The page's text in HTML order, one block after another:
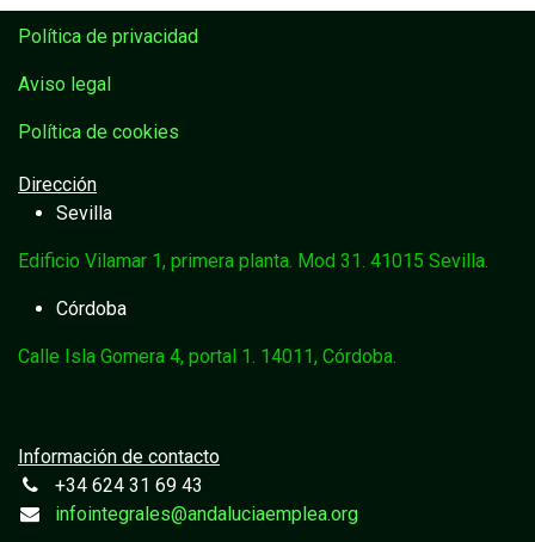
Política de privacidad
Aviso legal
Política de cookies
Dirección
Sevilla
Edificio Vilamar 1, primera planta. Mod 31. 41015 Sevilla.
Córdoba
Calle Isla Gomera 4, portal 1. 14011, Córdoba.
Información de contacto
+34 624 31 69 43
infointegrales@andaluciaemplea.org